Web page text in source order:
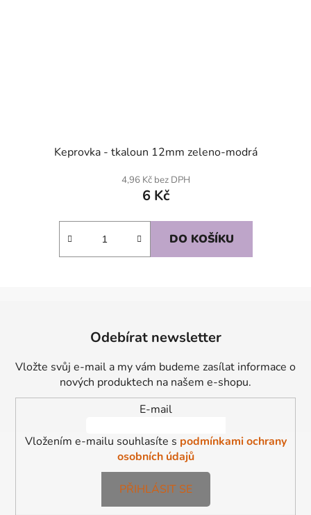
Keprovka - tkaloun 12mm zeleno-modrá
4,96 Kč bez DPH
6 Kč
DO KOŠÍKU
Odebírat newsletter
Vložte svůj e-mail a my vám budeme zasílat informace o
nových produktech na našem e-shopu.
E-mail
Vložením e-mailu souhlasíte s podmínkami ochrany
osobních údajů
PŘIHLÁSIT SE